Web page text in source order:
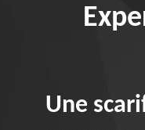
Une